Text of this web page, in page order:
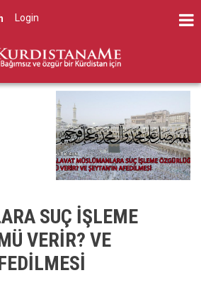
account
menu
Log in
SUÇ İŞLEME
VERİR? VE